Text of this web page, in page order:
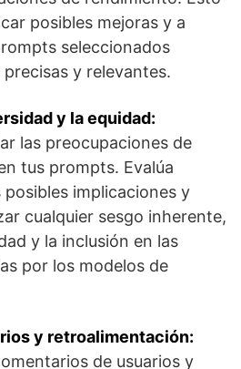
posibles mejoras y a
seleccionados
y relevantes.
y la equidad:
las preocupaciones de
tus prompts. Evalúa
implicaciones y
cualquier sesgo inherente,
y la inclusión en las
por los modelos de
y retroalimentación:
de usuarios y